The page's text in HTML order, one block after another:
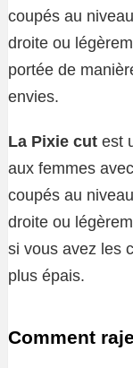
coupés au
droite ou
portée de
envies.
La Pixie cut est
aux femmes
coupés au
droite ou
si vous avez les
plus épais.
Comment